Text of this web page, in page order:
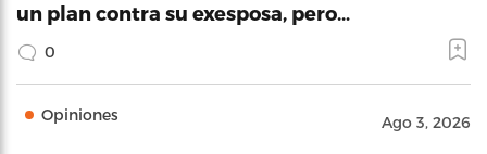
un plan contra su exesposa, pero…
0
Opiniones Ago 3, 2026